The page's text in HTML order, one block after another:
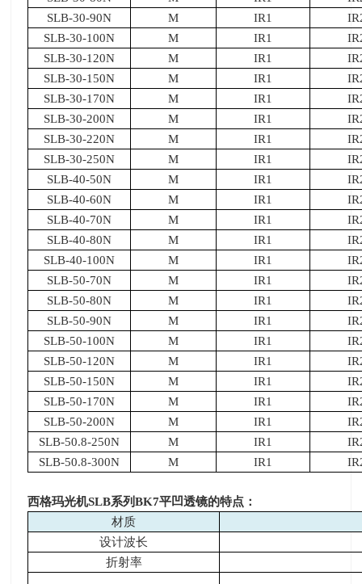
SLB-30-90N
M IR1
SLB-30-100N
M IR1
SLB-30-120N
M IR1
SLB-30-150N
M IR1
SLB-30-170N
M IR1
SLB-30-200N
M IR1
SLB-30-220N
M IR1
SLB-30-250N
M IR1
SLB-40-50N
M IR1
SLB-40-60N
M IR1
SLB-40-70N
M IR1
SLB-40-80N
M IR1
SLB-40-100N
M IR1
SLB-50-70N
M IR1
SLB-50-80N
M IR1
SLB-50-90N
M IR1
SLB-50-100N
M IR1
SLB-50-120N
M IR1
SLB-50-150N
M IR1
SLB-50-170N
M IR1
SLB-50-200N
M IR1
SLB-50.8-250N
M IR1
SLB-50.8-300N
M IR1
西格玛光机SLB系列BK7平凹透镜的特点：
材质
设计波长
折射率